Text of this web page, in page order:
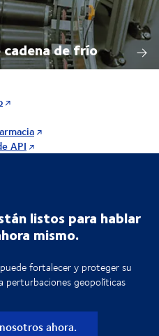
de frío
API
listos para hablar
mismo.
fortalecer y proteger su
perturbaciones geopolíticas
ahora.